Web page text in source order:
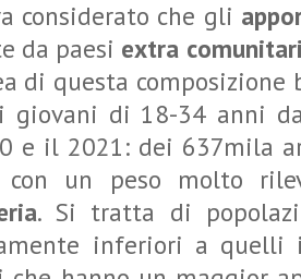
considerato che gli
da paesi extra
di questa composizione
di 18-34 anni
e il 2021: dei 637mila
con un peso molto
. Si tratta di
inferiori a quelli